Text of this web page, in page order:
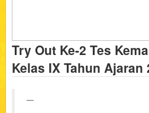
Try Out Ke-2 Tes
Kelas IX Tahun Ajaran